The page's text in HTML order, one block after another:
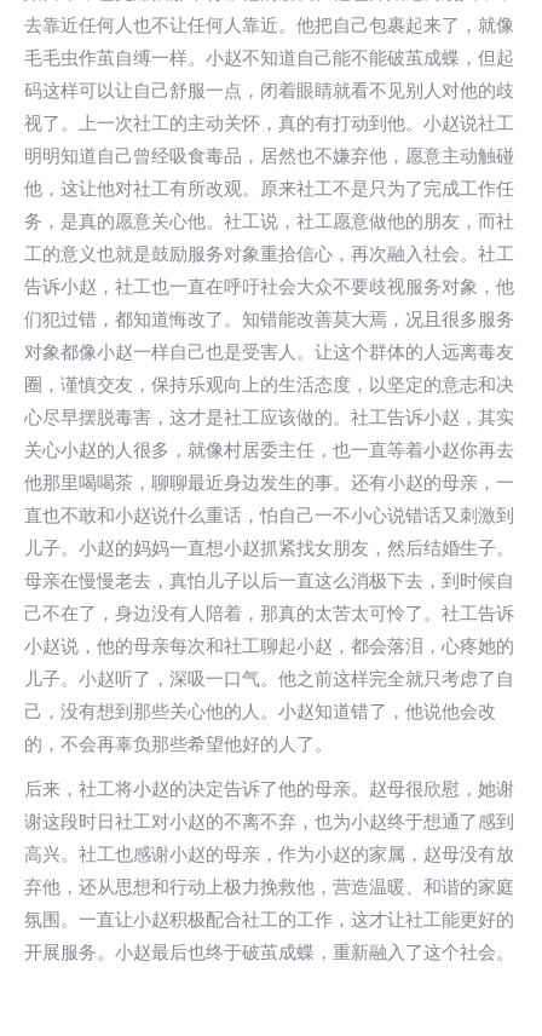
去靠近任何人也不让任何人靠近。他把自己包裹起来了，就像
毛毛虫作茧自缚一样。小赵不知道自己能不能破茧成蝶，但起
码这样可以让自己舒服一点，闭着眼睛就看不见别人对他的歧
视了。上一次社工的主动关怀，真的有打动到他。小赵说社工
明明知道自己曾经吸食毒品，居然也不嫌弃他，愿意主动触碰
他，这让他对社工有所改观。原来社工不是只为了完成工作任
务，是真的愿意关心他。社工说，社工愿意做他的朋友，而社
工的意义也就是鼓励服务对象重拾信心，再次融入社会。社工
告诉小赵，社工也一直在呼吁社会大众不要歧视服务对象，他
们犯过错，都知道悔改了。知错能改善莫大焉，况且很多服务
对象都像小赵一样自己也是受害人。让这个群体的人远离毒友
圈，谨慎交友，保持乐观向上的生活态度，以坚定的意志和决
心尽早摆脱毒害，这才是社工应该做的。社工告诉小赵，其实
关心小赵的人很多，就像村居委主任，也一直等着小赵你再去
他那里喝喝茶，聊聊最近身边发生的事。还有小赵的母亲，一
直也不敢和小赵说什么重话，怕自己一不小心说错话又刺激到
儿子。小赵的妈妈一直想小赵抓紧找女朋友，然后结婚生子。
母亲在慢慢老去，真怕儿子以后一直这么消极下去，到时候自
己不在了，身边没有人陪着，那真的太苦太可怜了。社工告诉
小赵说，他的母亲每次和社工聊起小赵，都会落泪，心疼她的
儿子。小赵听了，深吸一口气。他之前这样完全就只考虑了自
己，没有想到那些关心他的人。小赵知道错了，他说他会改
的，不会再辜负那些希望他好的人了。
后来，社工将小赵的决定告诉了他的母亲。赵母很欣慰，她谢
谢这段时日社工对小赵的不离不弃，也为小赵终于想通了感到
高兴。社工也感谢小赵的母亲，作为小赵的家属，赵母没有放
弃他，还从思想和行动上极力挽救他，营造温暖、和谐的家庭
氛围。一直让小赵积极配合社工的工作，这才让社工能更好的
开展服务。小赵最后也终于破茧成蝶，重新融入了这个社会。